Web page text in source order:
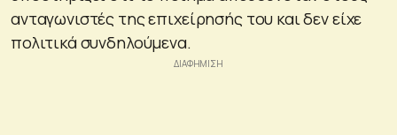
ανταγωνιστές της επιχείρησής του και δεν είχε
πολιτικά συνδηλούμενα.